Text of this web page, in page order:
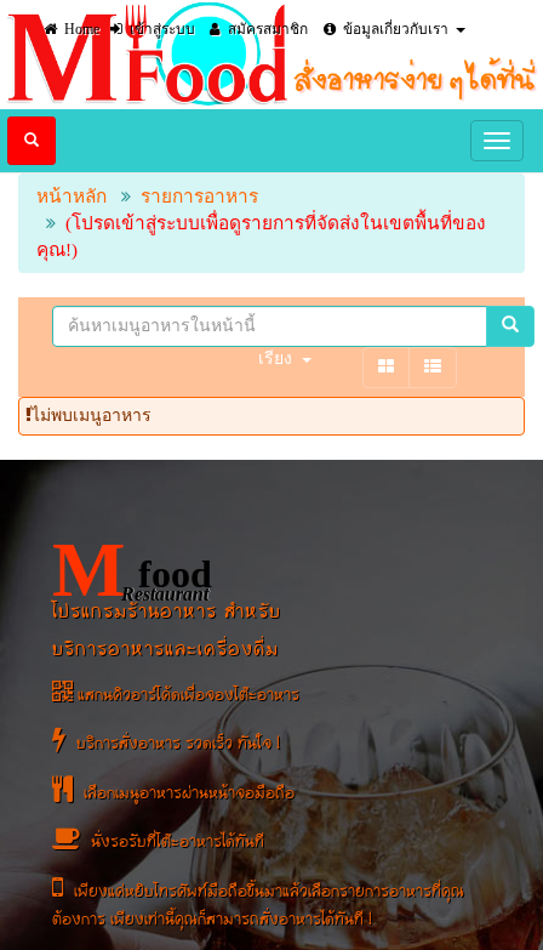
Home เข้าสู่ระบบ สมัครสมาชิก ข้อมูลเกี่ยวกับเรา
หน้าหลัก
รายการอาหาร
(โปรดเข้าสู่ระบบเพื่อดูรายการที่จัดส่งในเขตพื้นที่ของ
คุณ!)
เรียง
ไม่พบเมนูอาหาร
M food
Restaurant
โปรแกรมร้านอาหาร สำหรับ
บริการอาหารและเครื่องดื่ม
แสกนคิวอาร์โค้ดเพื่อจองโต๊ะอาหาร
บริการสั่งอาหาร รวดเร็ว ทันใจ !
เลือกเมนูอาหารผ่านหน้าจอมือถือ
นั่งรอรับที่โต๊ะอาหารได้ทันที
เพียงแค่หยิบโทรศัพท์มือถือขึ้นมาแล้วเลือกรายการอาหารที่คุณ
ต้องการ เพียงเท่านี้คุณก็สามารถสั่งอาหารได้ทันที !